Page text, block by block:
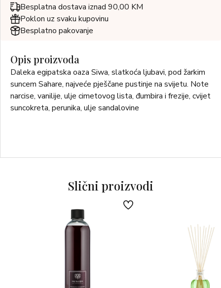
Besplatna dostava iznad 90,00 KM
Poklon uz svaku kupovinu
Besplatno pakovanje
Opis proizvoda
Daleka egipatska oaza Siwa, slatkoća ljubavi, pod žarkim
suncem Sahare, najveće pješčane pustinje na svijetu. Note
narcise, vanilije, ulje cimetovog lista, đumbira i frezije, cvijet
suncokreta, perunika, ulje sandalovine
Slični proizvodi